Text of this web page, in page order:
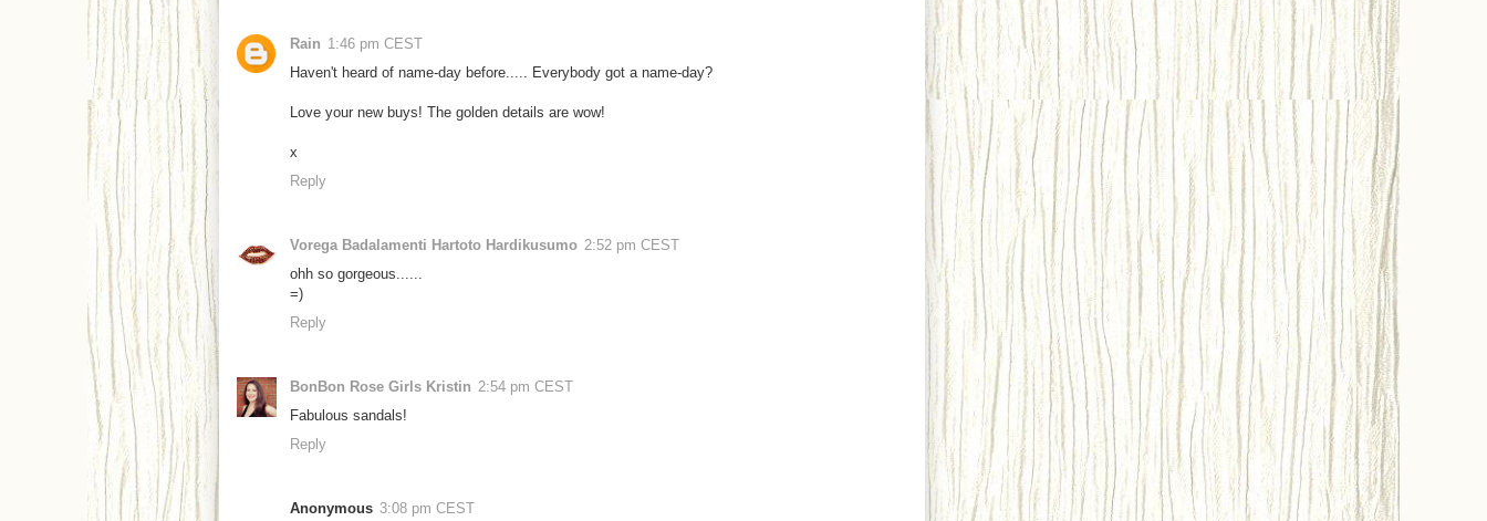
Rain 1:46 pm CEST
Haven't heard of name-day before..... Everybody got a name-day?
Love your new buys! The golden details are wow!
x
Reply
Vorega Badalamenti Hartoto Hardikusumo 2:52 pm CEST
ohh so gorgeous......
=)
Reply
BonBon Rose Girls Kristin 2:54 pm CEST
Fabulous sandals!
Reply
Anonymous 3:08 pm CEST